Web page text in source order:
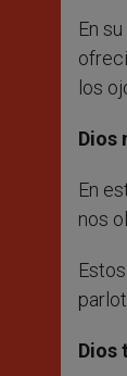
En
los
Dios
En
nos
Dios